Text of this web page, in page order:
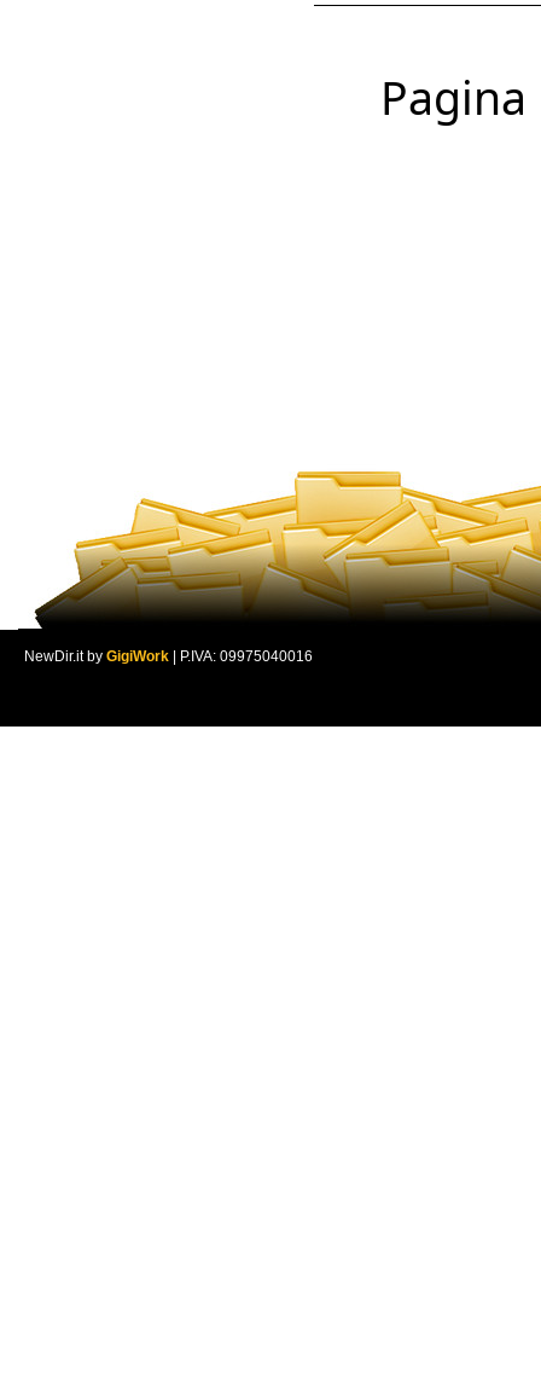
NewDir.it by GigiWork | P.IVA: 09975040016